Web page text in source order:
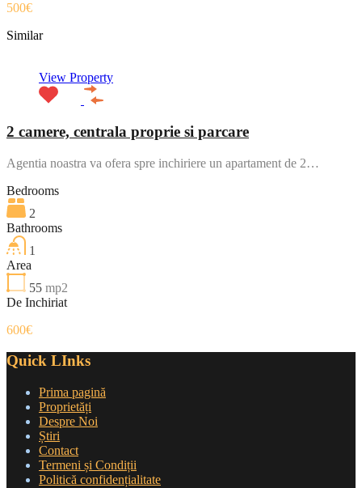
500€
Similar
View Property
2 camere, centrala proprie si parcare
Agentia noastra va ofera spre inchiriere un apartament de 2…
Bedrooms
2
Bathrooms
1
Area
55 mp2
De Inchiriat
600€
Quick LInks
Prima pagină
Proprietăți
Despre Noi
Știri
Contact
Termeni și Condiții
Politică confidențialitate